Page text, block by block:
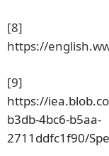
[8]
https://
[9]
https://
b3db-4bc6-b5aa-
2711ddfc1f90/